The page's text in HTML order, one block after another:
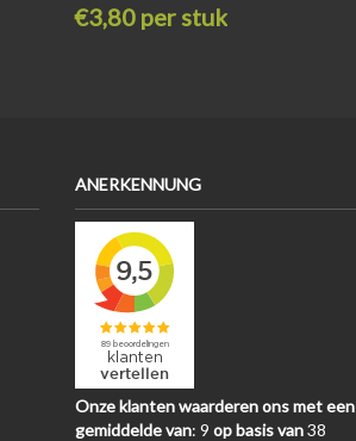
€3,80 per stuk
ANERKENNUNG
Onze klanten waarderen ons met een
gemiddelde van: 9 op basis van 38